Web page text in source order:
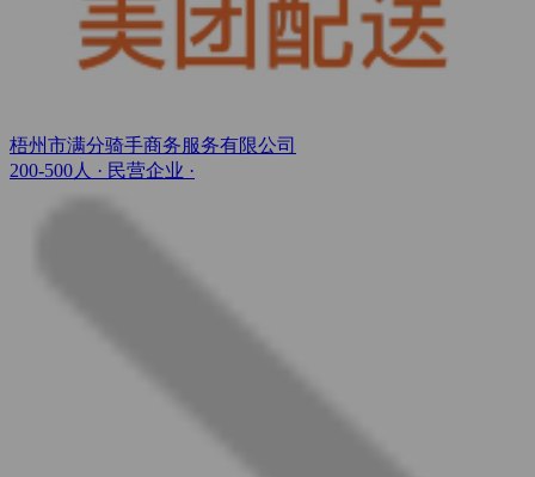
梧州市满分骑手商务服务有限公司
200-500人 · 民营企业 ·